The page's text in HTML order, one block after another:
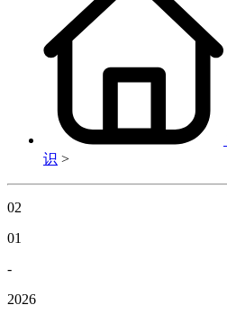
识 >
02
01
-
2026